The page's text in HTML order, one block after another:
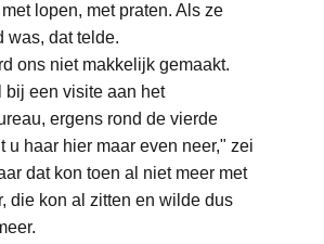
lopen, met praten. Als ze
was, dat telde.
ons niet makkelijk gemaakt.
bij een visite aan het
ergens rond de vierde
u haar hier maar even neer," zei
dat kon toen al niet meer met
die kon al zitten en wilde dus